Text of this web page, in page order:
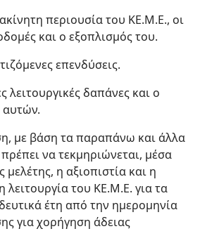
περιουσία του ΚΕ.Μ.Ε., οι
και ο εξοπλισμός του.
επενδύσεις.
λειτουργικές δαπάνες και ο
με βάση τα παραπάνω και άλλα
να τεκμηριώνεται, μέσα
η αξιοπιστία και η
λειτουργία του ΚΕ.Μ.Ε. για τα
έτη από την ημερομηνία
για χορήγηση άδειας